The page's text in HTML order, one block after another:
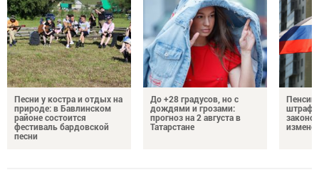
Песни у костра и отдых на
природе: в Бавлинском
районе состоится
фестиваль бардовской
песни
До +28 градусов, но с
дождями и грозами:
прогноз на 2 августа в
Татарстане